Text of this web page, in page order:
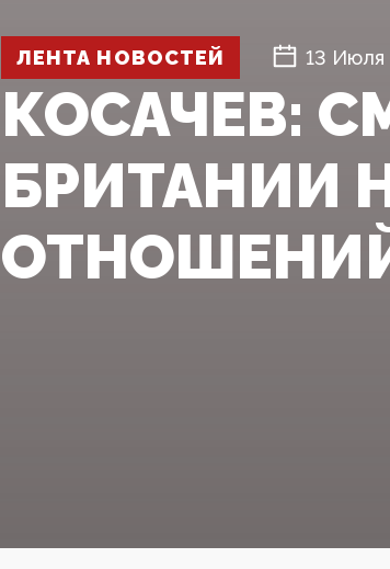
ЛЕНТА НОВОСТЕЙ 13 Июля
КОСАЧЕВ:
БРИТАНИИ